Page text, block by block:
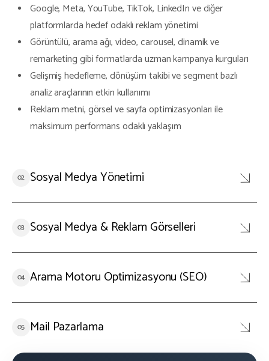
Google, Meta, YouTube, TikTok, LinkedIn ve diğer
platformlarda hedef odaklı reklam yönetimi
Görüntülü, arama ağı, video, carousel, dinamik ve
remarketing gibi formatlarda uzman kampanya kurguları
Gelişmiş hedefleme, dönüşüm takibi ve segment bazlı
analiz araçlarının etkin kullanımı
Reklam metni, görsel ve sayfa optimizasyonları ile
maksimum performans odaklı yaklaşım
Sosyal Medya Yönetimi
Sosyal Medya & Reklam Görselleri
Arama Motoru Optimizasyonu (SEO)
Mail Pazarlama